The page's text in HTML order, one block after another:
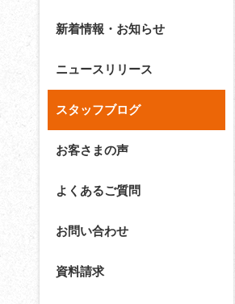
新着情報・お知らせ
ニュースリリース
スタッフブログ
お客さまの声
よくあるご質問
お問い合わせ
資料請求